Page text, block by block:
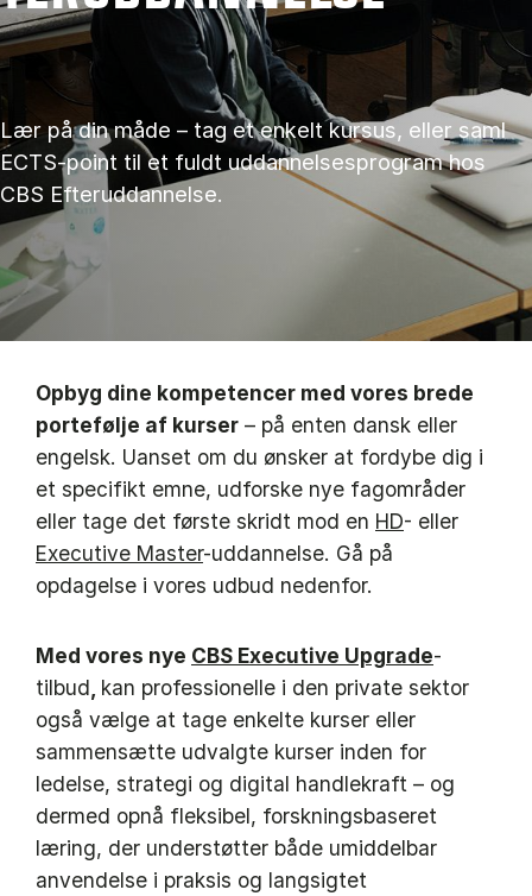
Lær på din måde – tag et enkelt kursus, eller saml
ECTS-point til et fuldt uddannelsesprogram hos
CBS Efteruddannelse.
Opbyg dine kompetencer med vores brede
portefølje af kurser – på enten dansk eller
engelsk. Uanset om du ønsker at fordybe dig i
et specifikt emne, udforske nye fagområder
eller tage det første skridt mod en HD- eller
Executive Master-uddannelse. Gå på
opdagelse i vores udbud nedenfor.
Med vores nye CBS Executive Upgrade-
tilbud kan professionelle i den private sektor
også vælge at tage enkelte kurser eller
sammensætte udvalgte kurser inden for
ledelse, strategi og digital handlekraft – og
dermed opnå fleksibel, forskningsbaseret
læring, der understøtter både umiddelbar
anvendelse i praksis og langsigtet